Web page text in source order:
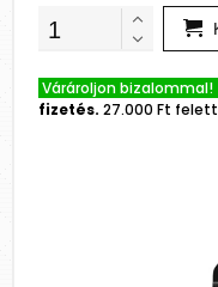
Várároljon bizalommal!
fizetés. 27.000 Ft